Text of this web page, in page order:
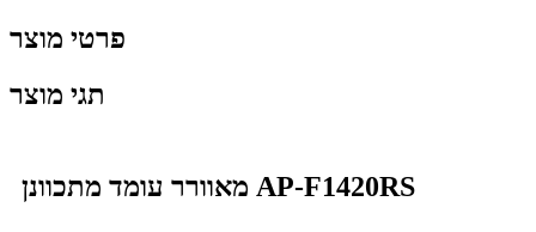
פרטי מוצר
תגי מוצר
מאוורר עומד מתכוונן AP-F1420RS